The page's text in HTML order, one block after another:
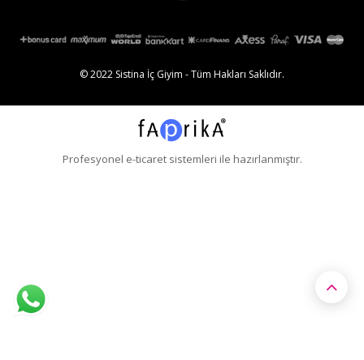
© 2022 Sistina İç Giyim - Tüm Hakları Saklıdır.
Profesyonel e-ticaretsistemleri ile hazırlanmıştır.